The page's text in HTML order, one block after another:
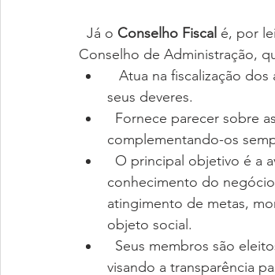
  Já o
Conselho Fiscal é, por
Conselho de Administração,
seus deveres.
complementando-os
conhecimento do
atingimento de metas,
objeto social.
visando a transparência